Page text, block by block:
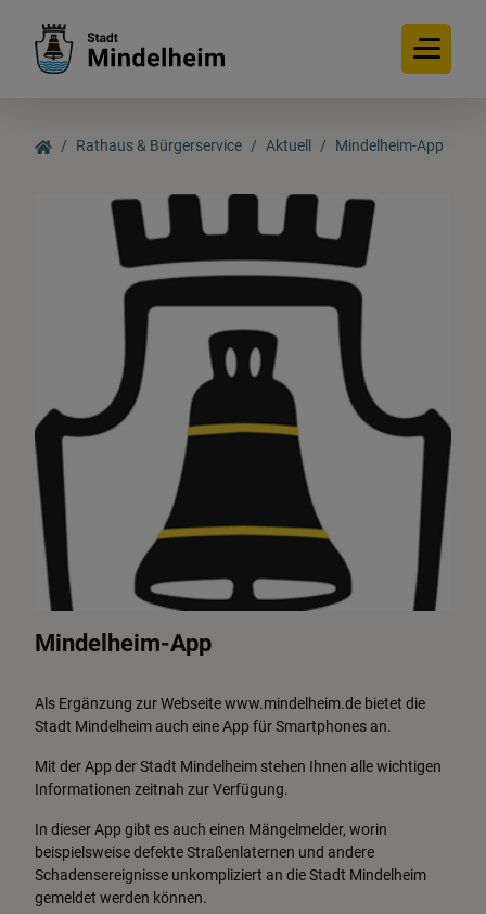
Rathaus & Bürgerservice
Aktuell
Bürgerservice
Online-Dienste
Interessante Links
Rathaus & Bürgerservice Aktuell Mindelheim-App
Mindelheim-App
Als Ergänzung zur Webseite www.mindelheim.de bietet die
Stadt Mindelheim auch eine App für Smartphones an.
Mit der App der Stadt Mindelheim stehen Ihnen alle wichtigen
Informationen zeitnah zur Verfügung.
In dieser App gibt es auch einen Mängelmelder, worin
beispielsweise defekte Straßenlaternen und andere
Schadensereignisse unkompliziert an die Stadt Mindelheim
gemeldet werden können.